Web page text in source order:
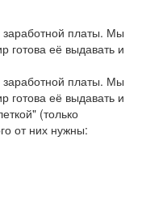
заработной платы. Мы
готова её выдавать и
заработной платы. Мы
готова её выдавать и
(только
от них нужны: